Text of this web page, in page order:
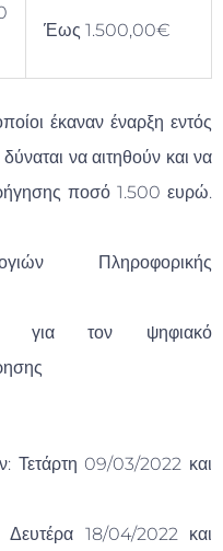
Έως 1.500,00€
έκαναν έναρξη εντός
να αιτηθούν και να
ποσό 1.500 ευρώ.
Πληροφορικής
για τον ψηφιακό
Τετάρτη 09/03/2022 και
18/04/2022 και